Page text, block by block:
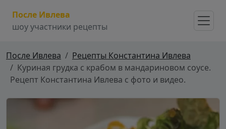
После Ивлева
шоу участники рецепты
После Ивлева
Рецепты Константина Ивлева
Куриная грудка с крабом в мандариновом соусе.
Рецепт Константина Ивлева с фото и видео.